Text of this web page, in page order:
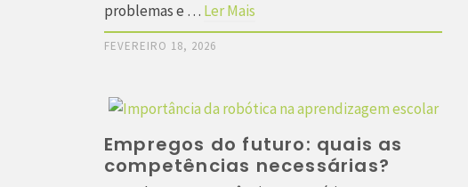
problemas e … Ler Mais
FEVEREIRO 18, 2026
Empregos do futuro: quais as
competências necessárias?